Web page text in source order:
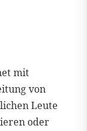
mit
von
Leute
oder